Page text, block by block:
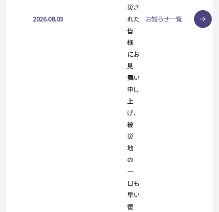
2026.08.03
災さ
れた
皆
様
にお
見
舞い
申し
上
げ、
被
災
地
の
一
日も
早い
復
お知らせ一覧